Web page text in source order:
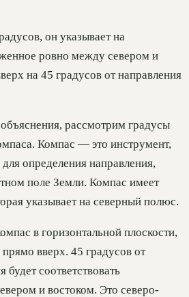
он указывает на
ровно между севером и
на 45 градусов от направления
рассмотрим градусы
Компас — это инструмент,
определения направления,
поле Земли. Компас имеет
указывает на северный полюс.
в горизонтальной плоскости,
прямо вверх. 45 градусов от
будет соответствовать
и востоком. Это северо-